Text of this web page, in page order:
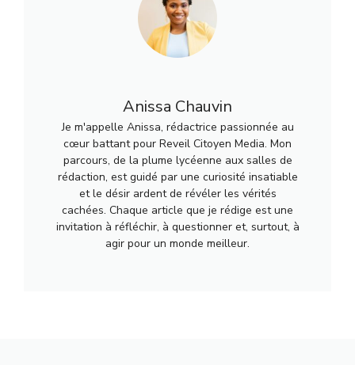
Anissa Chauvin
Je m'appelle Anissa, rédactrice passionnée au
cœur battant pour Reveil Citoyen Media. Mon
parcours, de la plume lycéenne aux salles de
rédaction, est guidé par une curiosité insatiable
et le désir ardent de révéler les vérités
cachées. Chaque article que je rédige est une
invitation à réfléchir, à questionner et, surtout, à
agir pour un monde meilleur.